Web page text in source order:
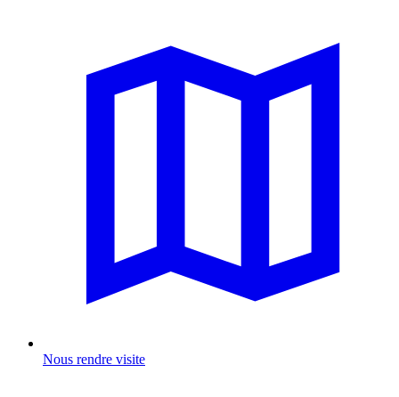
Nous rendre visite